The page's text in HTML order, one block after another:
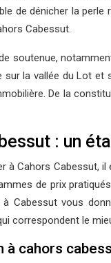
dénicher la
Cabessut.
soutenue,
la vallée du Lot
De la
: un
Cahors Cabessut,
de prix
Cabessut vous
correspondent le
à cahors